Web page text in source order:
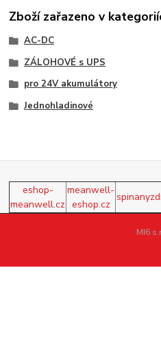
Zboží zařazeno v
AC-DC
ZÁLOHOVÉ s UPS
pro 24V akumulátory
Jednohladinové
eshop-
meanwell.cz
meanwell-
eshop.cz
MI6